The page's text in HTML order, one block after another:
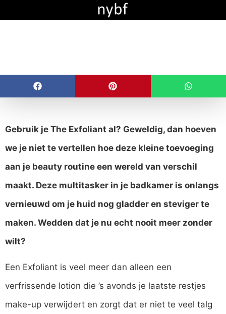
Gebruik je The Exfoliant al? Geweldig, dan hoeven
we je niet te vertellen hoe deze kleine toevoeging
aan je beauty routine een wereld van verschil
maakt. Deze multitasker in je badkamer is onlangs
vernieuwd om je huid nog gladder en steviger te
maken. Wedden dat je nu echt nooit meer zonder
wilt?
Een Exfoliant is veel meer dan alleen een
verfrissende lotion die ’s avonds je laatste restjes
make-up verwijdert en zorgt dat er niet te veel talg